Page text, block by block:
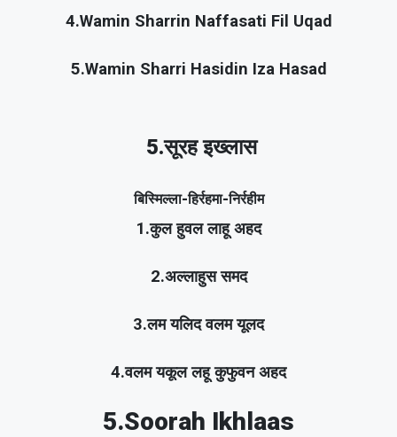
4.Wamin Sharrin Naffasati Fil Uqad
5.Wamin Sharri Hasidin Iza Hasad
5.सूरह इख्लास
बिस्मिल्ला-हिर्रहमा-निर्रहीम
1.कुल हुवल लाहू अहद
2.अल्लाहुस समद
3.लम यलिद वलम यूलद
4.वलम यकूल लहू कुफुवन अहद
5.Soorah Ikhlaas